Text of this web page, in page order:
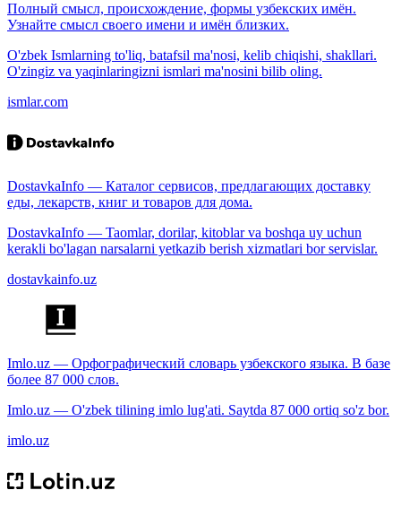
Полный смысл, происхождение, формы узбекских имён.
Узнайте смысл своего имени и имён близких.
O'zbek Ismlarning to'liq, batafsil ma'nosi, kelib chiqishi, shakllari.
O'zingiz va yaqinlaringizni ismlari ma'nosini bilib oling.
ismlar.com
DostavkaInfo — Каталог сервисов, предлагающих доставку
еды, лекарств, книг и товаров для дома.
DostavkaInfo — Taomlar, dorilar, kitoblar va boshqa uy uchun
kerakli bo'lagan narsalarni yetkazib berish xizmatlari bor servislar.
dostavkainfo.uz
Imlo.uz — Орфографический словарь узбекского языка. В базе
более 87 000 слов.
Imlo.uz — O'zbek tilining imlo lug'ati. Saytda 87 000 ortiq so'z bor.
imlo.uz